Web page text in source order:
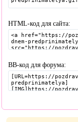
HTML-код для сайта:
BB-код для форума: